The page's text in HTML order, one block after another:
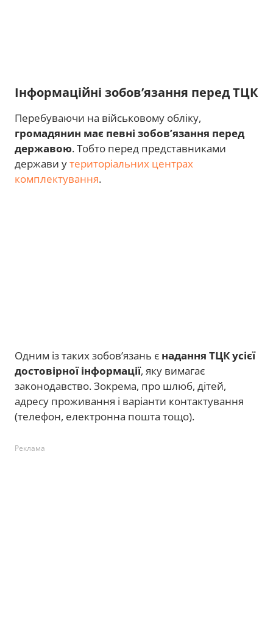
Інформаційні зобов’язання перед ТЦК
Перебуваючи на військовому обліку,
громадянин має певні зобов’язання перед
державою. Тобто перед представниками
держави утериторіальних центрах
комплектування.
Одним із таких зобов’язань є надання ТЦК усієї
достовірної інформації, яку вимагає
законодавство. Зокрема, про шлюб, дітей,
адресу проживання і варіанти контактування
(телефон, електронна пошта тощо).
Реклама